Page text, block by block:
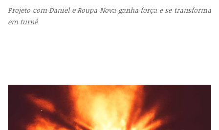
Projeto com Daniel e Roupa Nova ganha força e se transforma
em turnê